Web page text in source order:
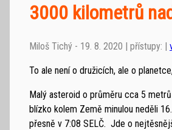
3000 kilometrů
Miloš Tichý - 19. 8. 2020 | přístupy: |
To ale není o družicích, ale o
Malý asteroid o průměru cca 5
blízko kolem Země minulou neděli
přesně v 7:08 SELČ. Jde o